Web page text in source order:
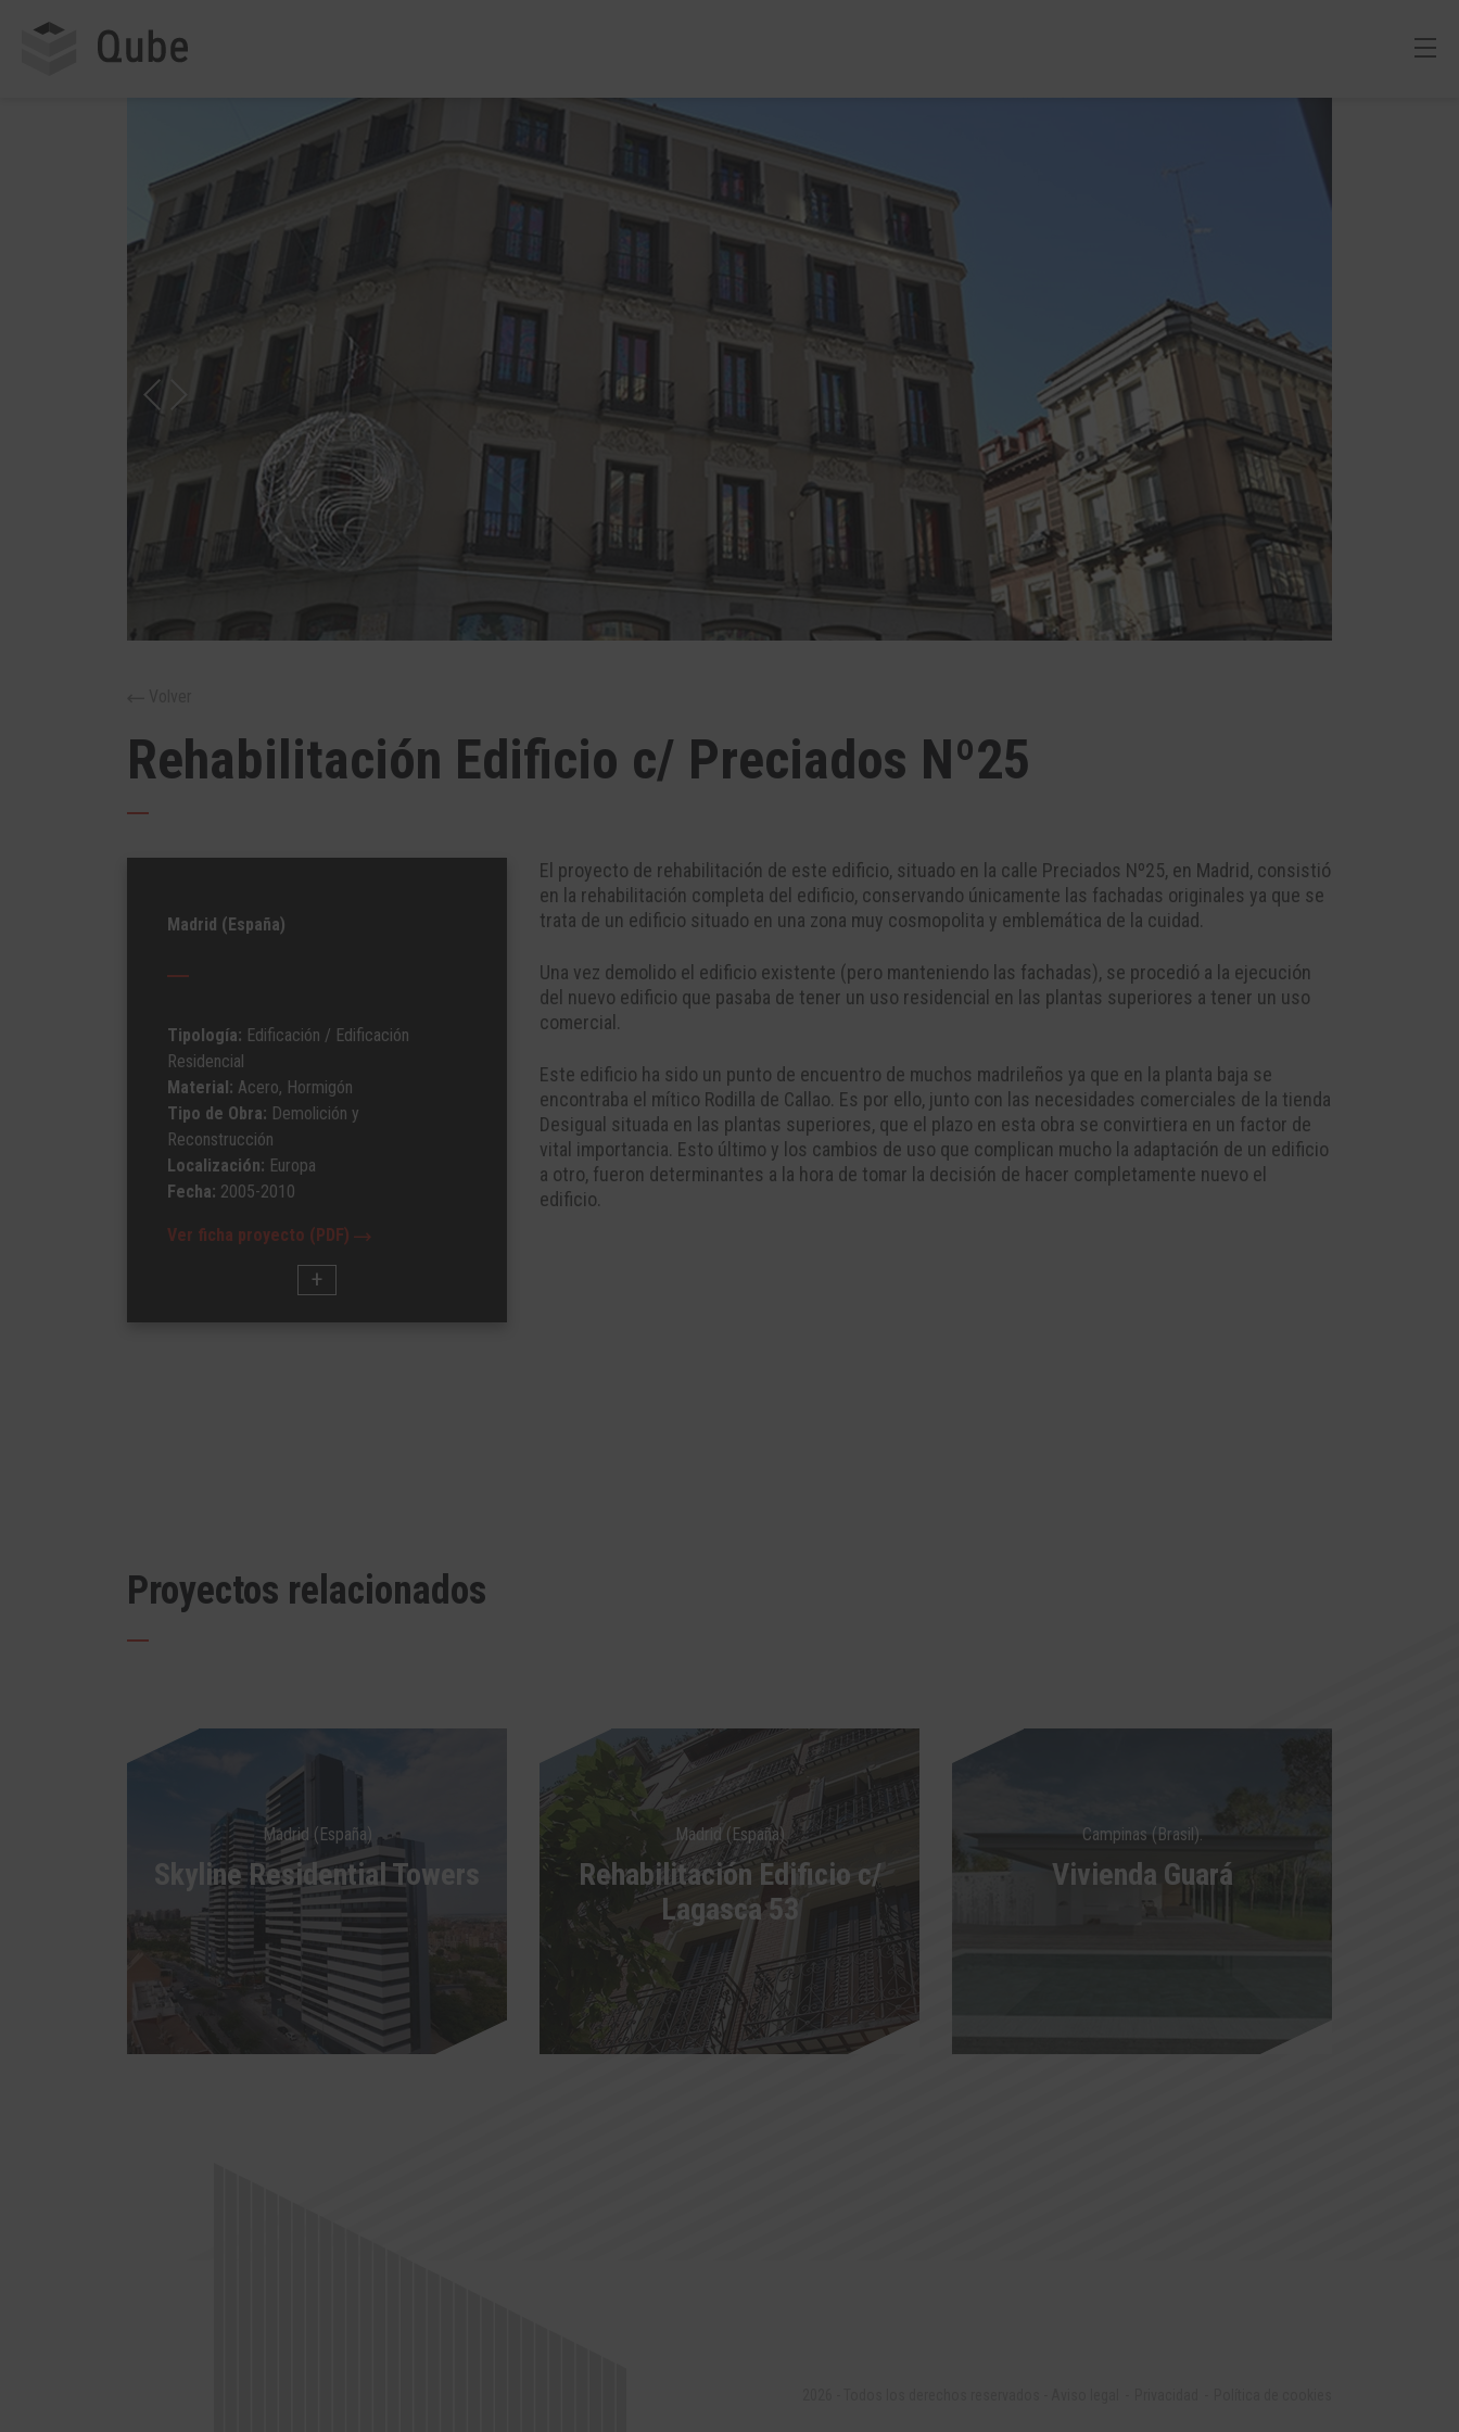
Rehabilitación Edificio c/ Preciados Nº25
Madrid (España)
Tipología: Edificación / Edificación
Residencial
Material: Acero, Hormigón
Tipo de Obra: Demolición y
Reconstrucción
Localización: Europa
Fecha: 2005-2010
Ver ficha proyecto (PDF)
El proyecto de rehabilitación de este edificio, situado en la calle Preciados Nº25, en Madrid, consistió
en la rehabilitación completa del edificio, conservando únicamente las fachadas originales ya que se
trata de un edificio situado en una zona muy cosmopolita y emblemática de la cuidad.
Una vez demolido el edificio existente (pero manteniendo las fachadas), se procedió a la ejecución
del nuevo edificio que pasaba de tener un uso residencial en las plantas superiores a tener un uso
comercial.
Este edificio ha sido un punto de encuentro de muchos madrileños ya que en la planta baja se
encontraba el mítico Rodilla de Callao. Es por ello, junto con las necesidades comerciales de la tienda
Desigual situada en las plantas superiores, que el plazo en esta obra se convirtiera en un factor de
vital importancia. Esto último y los cambios de uso que complican mucho la adaptación de un edificio
a otro, fueron determinantes a la hora de tomar la decisión de hacer completamente nuevo el
edificio.
Proyectos relacionados
Madrid (España)
Skyline Residential Towers
Madrid (España)
Rehabilitación Edificio c/
Lagasca 53
Campinas (Brasil).
Vivienda Guará